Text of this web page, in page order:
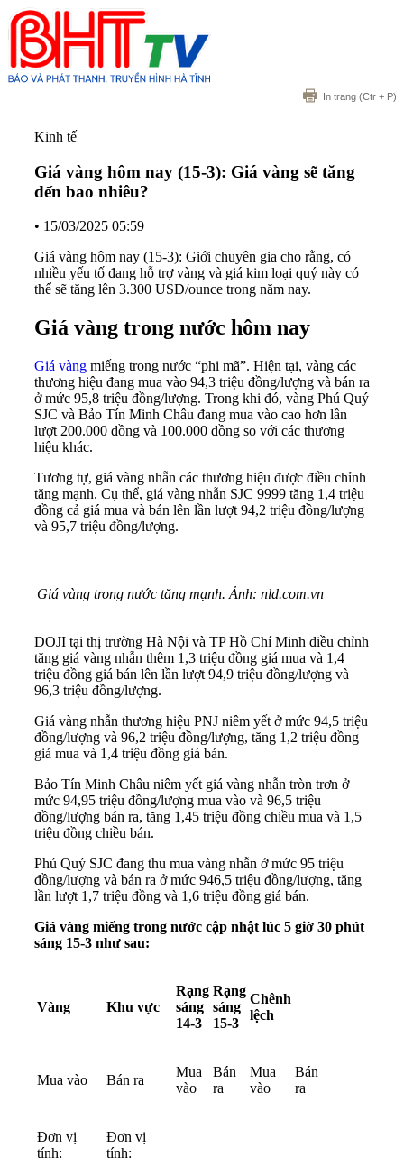
In trang (Ctr + P)
Kinh tế
Giá vàng hôm nay (15-3): Giá vàng sẽ tăng
đến bao nhiêu?
• 15/03/2025 05:59
Giá vàng hôm nay (15-3): Giới chuyên gia cho rằng, có
nhiều yếu tố đang hỗ trợ vàng và giá kim loại quý này có
thể sẽ tăng lên 3.300 USD/ounce trong năm nay.
Giá vàng trong nước hôm nay
Giá vàng miếng trong nước “phi mã”. Hiện tại, vàng các
thương hiệu đang mua vào 94,3 triệu đồng/lượng và bán ra
ở mức 95,8 triệu đồng/lượng. Trong khi đó, vàng Phú Quý
SJC và Bảo Tín Minh Châu đang mua vào cao hơn lần
lượt 200.000 đồng và 100.000 đồng so với các thương
hiệu khác.
Tương tự, giá vàng nhẫn các thương hiệu được điều chỉnh
tăng mạnh. Cụ thể, giá vàng nhẫn SJC 9999 tăng 1,4 triệu
đồng cả giá mua và bán lên lần lượt 94,2 triệu đồng/lượng
và 95,7 triệu đồng/lượng.
Giá vàng trong nước tăng mạnh. Ảnh: nld.com.vn
DOJI tại thị trường Hà Nội và TP Hồ Chí Minh điều chỉnh
tăng giá vàng nhẫn thêm 1,3 triệu đồng giá mua và 1,4
triệu đồng giá bán lên lần lượt 94,9 triệu đồng/lượng và
96,3 triệu đồng/lượng.
Giá vàng nhẫn thương hiệu PNJ niêm yết ở mức 94,5 triệu
đồng/lượng và 96,2 triệu đồng/lượng, tăng 1,2 triệu đồng
giá mua và 1,4 triệu đồng giá bán.
Bảo Tín Minh Châu niêm yết giá vàng nhẫn tròn trơn ở
mức 94,95 triệu đồng/lượng mua vào và 96,5 triệu
đồng/lượng bán ra, tăng 1,45 triệu đồng chiều mua và 1,5
triệu đồng chiều bán.
Phú Quý SJC đang thu mua vàng nhẫn ở mức 95 triệu
đồng/lượng và bán ra ở mức 946,5 triệu đồng/lượng, tăng
lần lượt 1,7 triệu đồng và 1,6 triệu đồng giá bán.
Giá vàng miếng trong nước cập nhật lúc 5 giờ 30 phút
sáng 15-3 như sau:
Vàng Khu vực
Rạng
sáng
14-3
Rạng
sáng
15-3
Chênh
lệch
Mua vào Bán ra
Mua
vào
Bán
ra
Mua
vào
Bán
ra
Đơn vị
tính:
Đơn vị
tính: